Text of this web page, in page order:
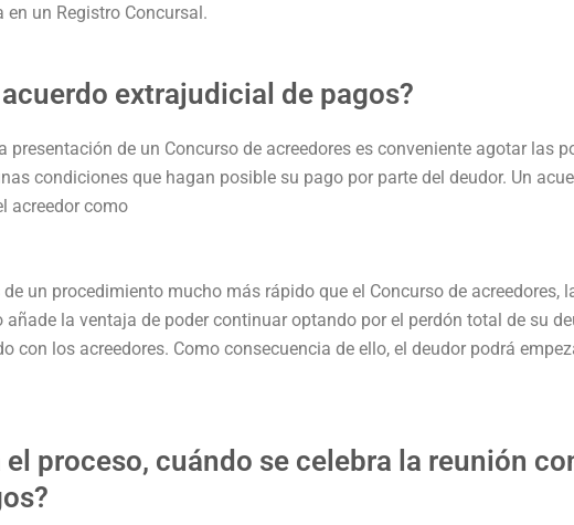
un Registro Concursal.
extrajudicial de pagos?
de un Concurso de acreedores es conveniente agotar las
condiciones que hagan posible su pago por parte del deudor. Un
acreedor como
un procedimiento mucho más rápido que el Concurso de acreedores,
la ventaja de poder continuar optando por el perdón total de su
con los acreedores. Como consecuencia de ello, el deudor podrá
proceso, cuándo se celebra la reunión